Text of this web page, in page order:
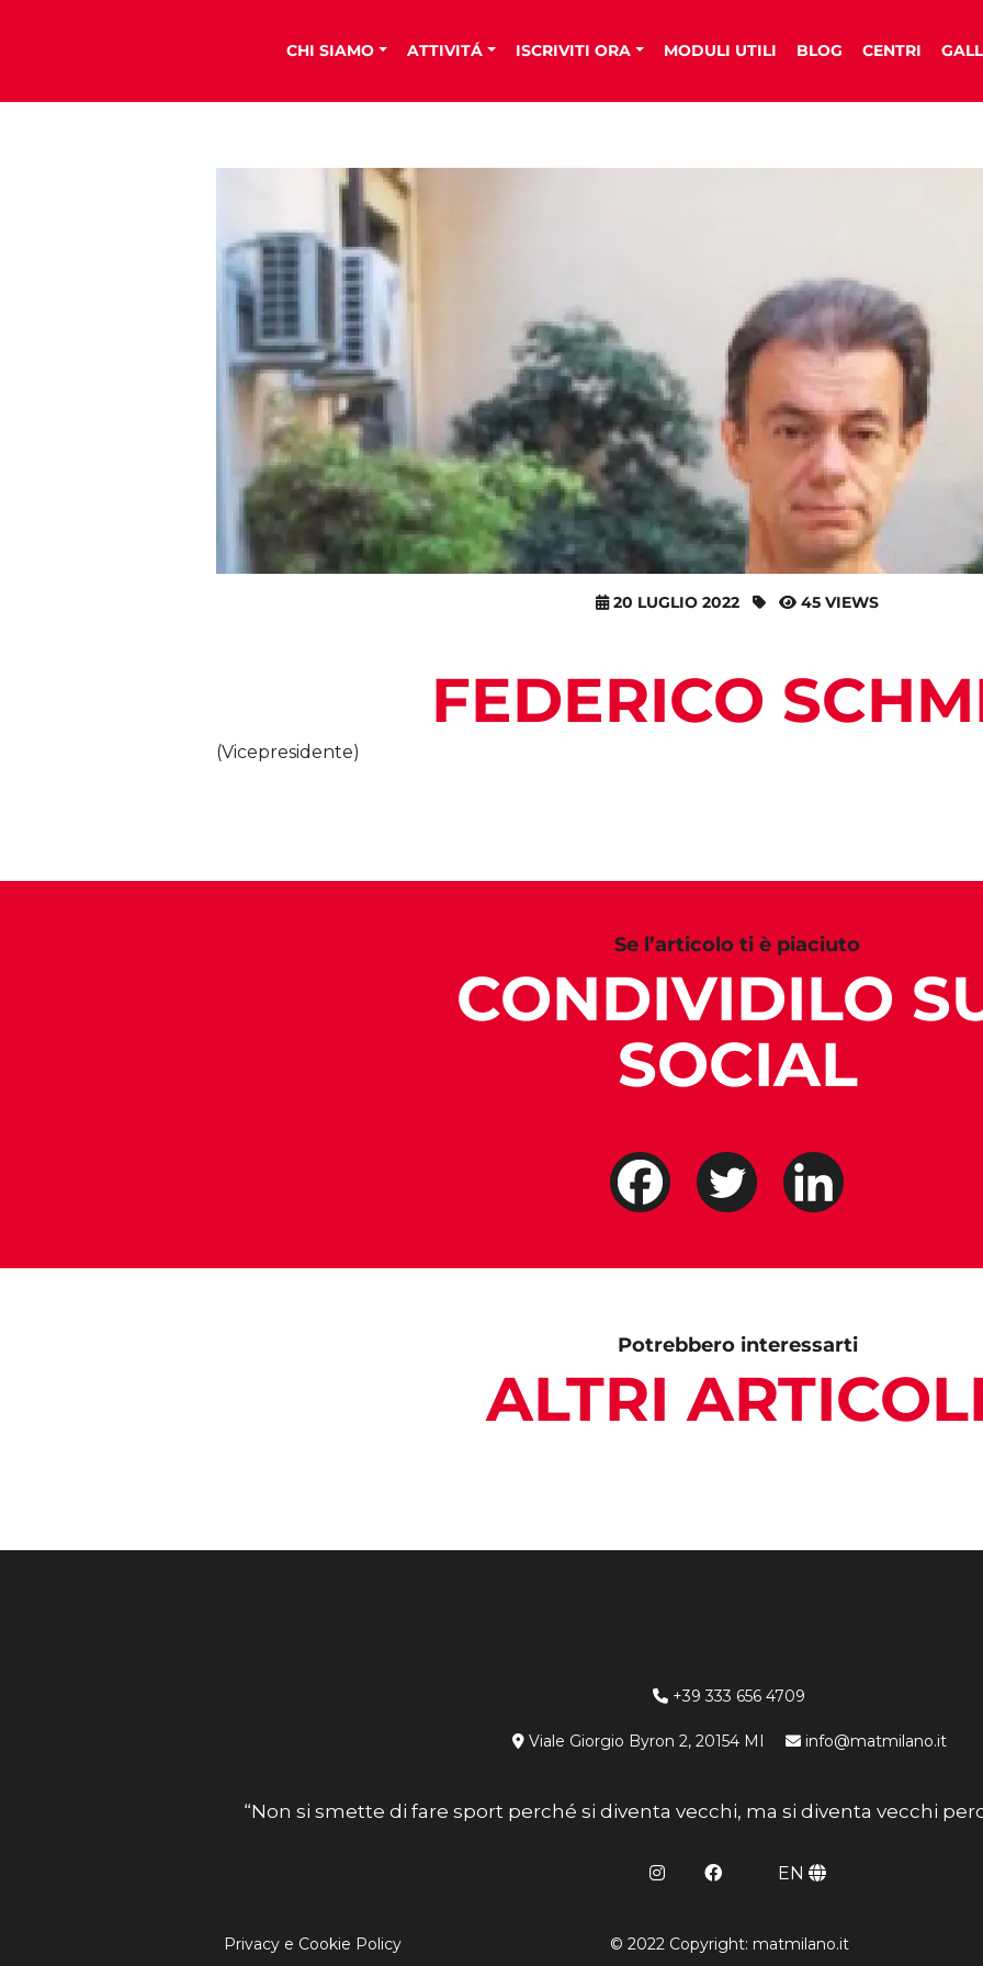
CHI SIAMO ATTIVITÁ ISCRIVITI ORA MODULI UTILI BLOG CENTRI
20 LUGLIO 2022 45 VIEWS
FEDERICO
(Vicepresidente)
Se l’articolo ti è piaciuto
CONDIVIDILO
SOCIAL
Potrebbero interessarti
ALTRI
+39 333 656 4709
Viale Giorgio Byron 2, 20154 MI info@matmilano.it
“Non si smette di fare sport perché si diventa vecchi, ma si diventa vecchi
EN
Privacy e Cookie Policy © 2022 Copyright: matmilano.it